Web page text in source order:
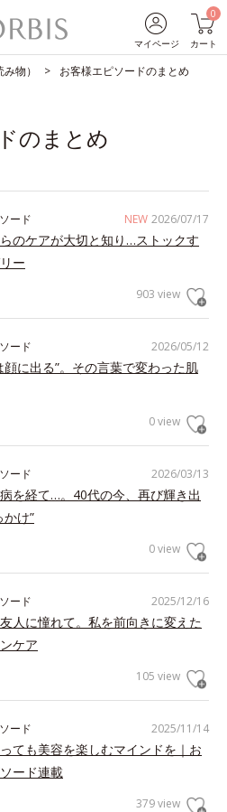
マイページ
0
カート
物） お客様エピソードのまとめ
のまとめ
NEW 2026/07/17
ード
のケアが大切と知り…ストックす
ー
903 view
2026/05/12
ード
顔に出る”。その言葉で変わった肌
0 view
2026/03/13
ード
を経て…。40代の今、再び輝き出
かけ”
0 view
2025/12/16
ード
人に憧れて。私を前向きに変えた
ケア
105 view
2025/11/14
ード
ても美容を楽しむマインドを｜お
ード連載
379 view